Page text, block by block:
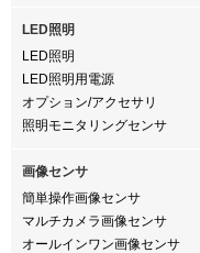
LED照明
LED照明
LED照明用電源
オプション/アクセサリ
照明モニタリングセンサ
画像センサ
簡単操作画像センサ
マルチカメラ画像センサ
オールインワン画像センサ